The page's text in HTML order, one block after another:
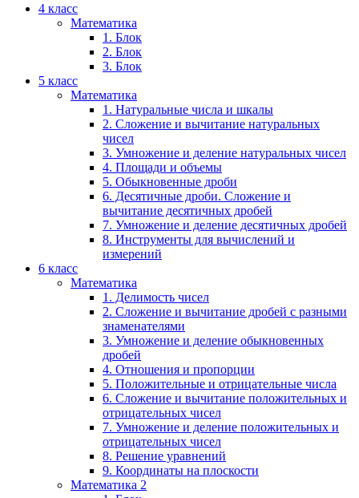
4 класс
Математика
1. Блок
2. Блок
3. Блок
5 класс
Математика
1. Натуральные числа и шкалы
2. Сложение и вычитание натуральных
чисел
3. Умножение и деление натуральных чисел
4. Площади и объемы
5. Обыкновенные дроби
6. Десятичные дроби. Сложение и
вычитание десятичных дробей
7. Умножение и деление десятичных дробей
8. Инструменты для вычислений и
измерений
6 класс
Математика
1. Делимость чисел
2. Сложение и вычитание дробей с разными
знаменателями
3. Умножение и деление обыкновенных
дробей
4. Отношения и пропорции
5. Положительные и отрицательные числа
6. Сложение и вычитание положительных и
отрицательных чисел
7. Умножение и деление положительных и
отрицательных чисел
8. Решение уравнений
9. Координаты на плоскости
Математика 2